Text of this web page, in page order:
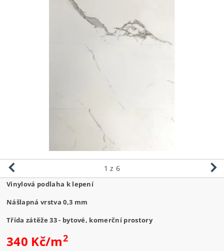
1 z 6
Vinylová podlaha k lepení
Nášlapná vrstva 0,3 mm
Třída zátěže 33 - bytové, komerční prostory
340 Kč/m2